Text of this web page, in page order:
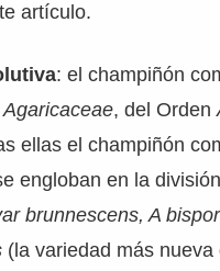
artículo.
: el champiñón
Agaricaceae, del Orden
ellas el champiñón
engloban en la
brunnescens, A
(la variedad más